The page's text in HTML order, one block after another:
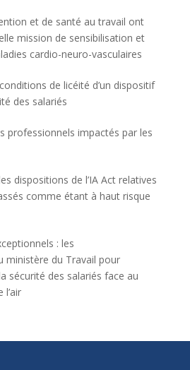
et de santé au travail ont
mission de sensibilisation et
cardio-neuro-vasculaires
de licéité d’un dispositif
des salariés
professionnels impactés par les
dispositions de l’IA Act relatives
comme étant à haut risque
: les
ministère du Travail pour
sécurité des salariés face au